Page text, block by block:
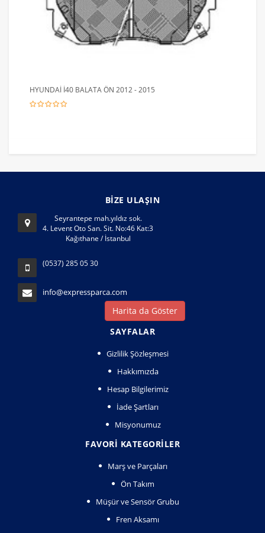
HYUNDAİ İ40 BALATA ÖN 2012 - 2015
BİZE ULAŞIN
Seyrantepe mah.yıldız sok.
4. Levent Oto San. Sit. No:46 Kat:3
Kağıthane / İstanbul
(0537) 285 05 30
info@expressparca.com
Harita da Göster
SAYFALAR
Gizlilik Şözleşmesi
Hakkımızda
Hesap Bilgilerimiz
İade Şartları
Misyonumuz
FAVORI KATEGORILER
Marş ve Parçaları
Ön Takım
Müşür ve Sensör Grubu
Fren Aksamı